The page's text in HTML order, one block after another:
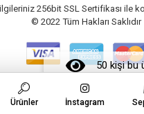
50 kişi bu
256bit SSL Sertifikası ile
© 2022 Tüm Hakları Saklıdır
Ürünler İnstagram